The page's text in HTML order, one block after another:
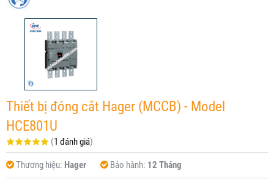
Thiết bị đóng cắt Hager (MCCB) - Model
HCE801U
(1 đánh giá)
Thương hiệu: Hager Bảo hành: 12 Tháng